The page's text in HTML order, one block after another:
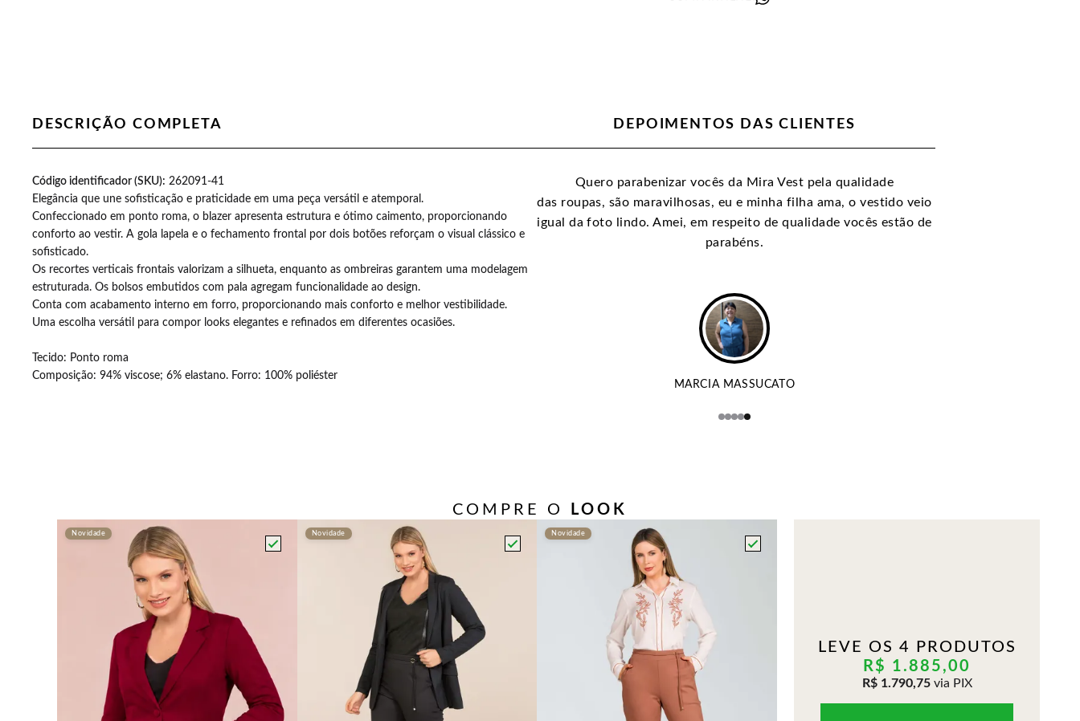
DESCRIÇÃO COMPLETA
Código identificador (SKU): 262091-41
Elegância que une sofisticação e praticidade em uma peça versátil e atemporal.
Confeccionado em ponto roma, o blazer apresenta estrutura e ótimo caimento, proporcionando
conforto ao vestir. A gola lapela e o fechamento frontal por dois botões reforçam o visual clássico e
sofisticado.
Os recortes verticais frontais valorizam a silhueta, enquanto as ombreiras garantem uma modelagem
estruturada. Os bolsos embutidos com pala agregam funcionalidade ao design.
Conta com acabamento interno em forro, proporcionando mais conforto e melhor vestibilidade.
Uma escolha versátil para compor looks elegantes e refinados em diferentes ocasiões.
Tecido: Ponto roma
Composição: 94% viscose; 6% elastano. Forro: 100% poliéster
DEPOIMENTOS DAS CLIENTES
aumentou a minha
quando abro a
Recebi minhas camisetas simplesmente maravilhosas amei o mimo
também. Gratidão pelo carinho :)
Quero parabenizar vocês da Mira Vest pela qualidade
das roupas, são maravilhosas, eu e minha filha ama, o vestido veio
igual da foto lindo. Amei, em respeito de qualidade vocês estão de
parabéns.
MARCIA MASSUCATO
COMPRE O LOOK
Novidade Novidade Novidade
LEVE OS 4 PRODUTOS
R$ 1.885,00
R$ 1.790,75via PIX